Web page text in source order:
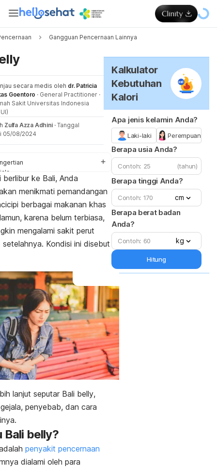
Gangguan Pencernaan Lainnya
secara medis oleh dr. Patricia
Goentoro · General Practitioner ·
Sakit Universitas Indonesia
Zulfa Azza Adhini · Tanggal
05/08/2024
risiko
rumahan
berlibur ke Bali, Anda
menikmati pemandangan
berbagai makanan khas
karena belum terbiasa,
mengalami sakit perut
setelahnya. Kondisi ini disebut
lanjut seputar Bali belly,
penyebab, dan cara
Bali belly?
penyakit pencernaan
dialami oleh para
Kalkulator
Kebutuhan
Kalori
Apa jenis kelamin Anda?
Laki-laki Perempuan
Berapa usia Anda?
(tahun)
Berapa tinggi Anda?
cm
Berapa berat badan
Anda?
kg
Hitung